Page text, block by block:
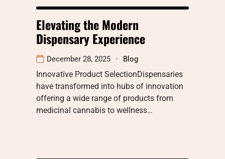
Elevating the Modern
Dispensary Experience
December 28, 2025 Blog
Innovative Product SelectionDispensaries
have transformed into hubs of innovation
offering a wide range of products from
medicinal cannabis to wellness…